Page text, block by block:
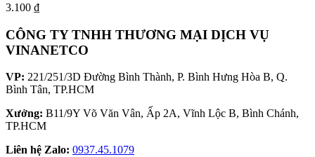
3.100 ₫
CÔNG TY TNHH THƯƠNG MẠI DỊCH VỤ
VINANETCO
VP: 221/251/3D Đường Bình Thành, P. Bình Hưng Hòa B, Q.
Bình Tân, TP.HCM
Xưởng: B11/9Y Võ Văn Vân, Ấp 2A, Vĩnh Lộc B, Bình Chánh,
TP.HCM
Liên hệ Zalo: 0937.45.1079